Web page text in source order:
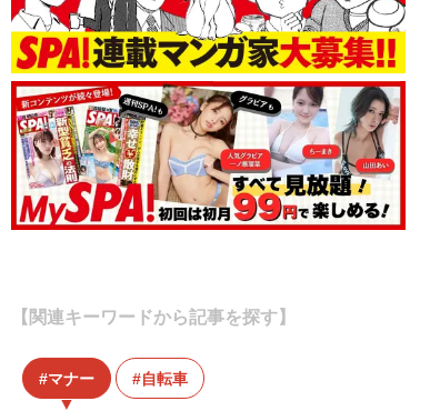
【関連キーワードから記事を探す】
マナー 自転車